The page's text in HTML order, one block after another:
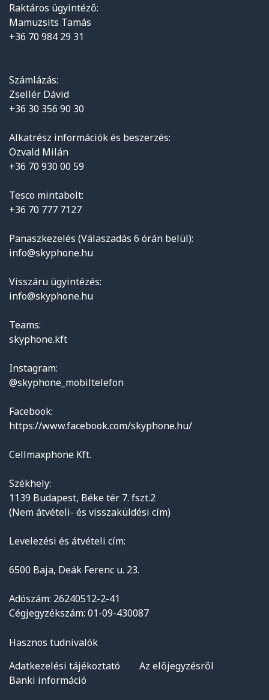
Raktáros ügyintéző:
Mamuzsits Tamás
+36 70 984 29 31
Számlázás:
Zsellér Dávid
+36 30 356 90 30
Alkatrész információk és beszerzés:
Ozvald Milán
+36 70 930 00 59
Tesco mintabolt:
+36 70 777 7127
Panaszkezelés (Válaszadás 6 órán belül):
info@skyphone.hu
Visszáru ügyintézés:
info@skyphone.hu
Teams:
skyphone.kft
Instagram:
@skyphone_mobiltelefon
Facebook:
https://www.facebook.com/skyphone.hu/
Cellmaxphone Kft.
Székhely:
1139 Budapest, Béke tér 7. fszt.2
(Nem átvételi- és visszaküldési cím)
Levelezési és átvételi cím:
6500 Baja, Deák Ferenc u. 23.
Adószám: 26240512-2-41
Cégjegyzékszám: 01-09-430087
Hasznos tudnivalók
Adatkezelési tájékoztató
Banki információ
Az előjegyzésről